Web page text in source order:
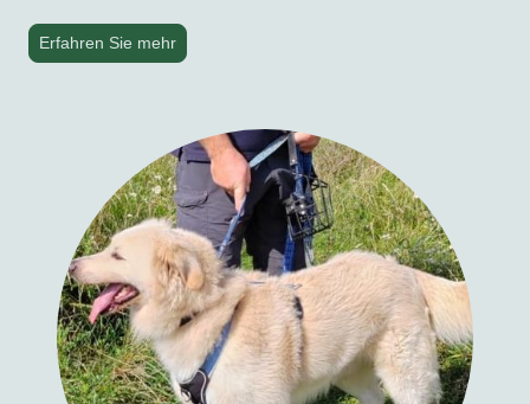
Erfahren Sie mehr